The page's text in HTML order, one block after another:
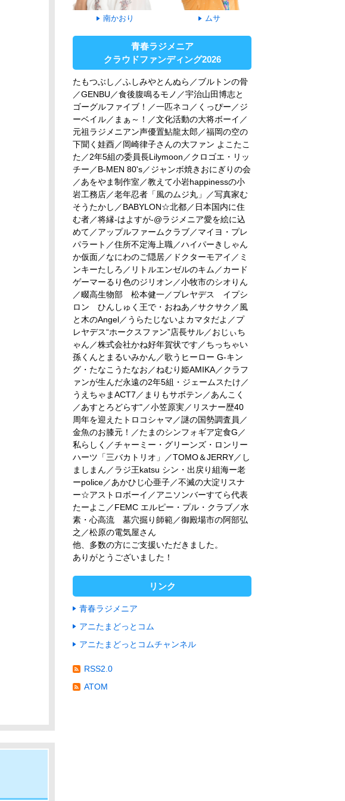
南かおり ムサ
青春ラジメニア
クラウドファンディング2026
たもつぶし／ふしみやとんぬら／ブルトンの骨
／GENBU／食後腹鳴るモノ／宇治山田博志と
ゴーグルファイブ！／一匹ネコ／くっぴー／ジ
ーベイル／まぁ～！／文化活動の大将ボーイ／
元祖ラジメニアン声優置鮎龍太郎／福岡の空の
下聞く娃酉／岡崎律子さんの大ファン よこたこ
た／2年5組の委員長Lilymoon／クロゴエ・リッ
チー／B-MEN 80's／ジャンボ焼きおにぎりの会
／あをやま制作室／教えて小岩happinessの小
岩工務店／老年忍者「風のムジ丸」／写真家む
そうたかし／BABYLON☆北都／日本国内に住
む者／将縁-はよすが-@ラジメニア愛を絵に込
めて／アップルファームクラブ／マイヨ・プレ
パラート／住所不定海上職／ハイパーきしゃん
か仮面／なにわのご隠居／ドクターモアイ／ミ
ンキーたしろ／リトルエンゼルのキム／カード
ゲーマーるり色のジリオン／小牧市のシオりん
／畷高生物部 松本健一／プレヤデス イプシ
ロン ひんしゅく王で・おねあ／サクサク／風
と木のAngel／うらたじないよカマタだよ／プ
レヤデス“ホークスファン”店長サル／おじぃち
ゃん／株式会社かね好年賀状です／ちっちゃい
孫くんとまるいみかん／歌うヒーロー G-キン
グ・たなこうたなお／ねむり姫AMIKA／クラフ
ァンが生んだ永遠の2年5組・ジェームスたけ／
うえちゃまACT7／まりもサボテン／あんこく
／あすとろどらす"／小笠原実／リスナー歴40
周年を迎えたトロコシャマ／謎の国勢調査員／
金魚のお膝元！／たまのシンフォギア定食G／
私らしく／チャーミー・グリーンズ・ロンリー
ハーツ「三バカトリオ」／TOMO＆JERRY／し
ましまん／ラジ王katsu シン・出戻り組海ー老
ーpolice／あかひじ心亜子／不滅の大淀リスナ
ー☆アストロボーイ／アニソンバーすてら代表
たーよこ／FEMC エルピー・プル・クラブ／水
素・心高流 墓穴掘り師範／御殿場市の阿部弘
之／松原の電気屋さん
他、多数の方にご支援いただきました。
ありがとうございました！
リンク
青春ラジメニア
アニたまどっとコム
アニたまどっとコムチャンネル
RSS2.0
ATOM